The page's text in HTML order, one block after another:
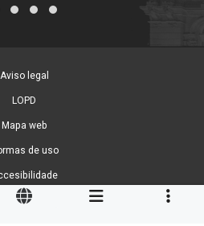
Aviso legal
LOPD
Mapa web
de uso
de cookies